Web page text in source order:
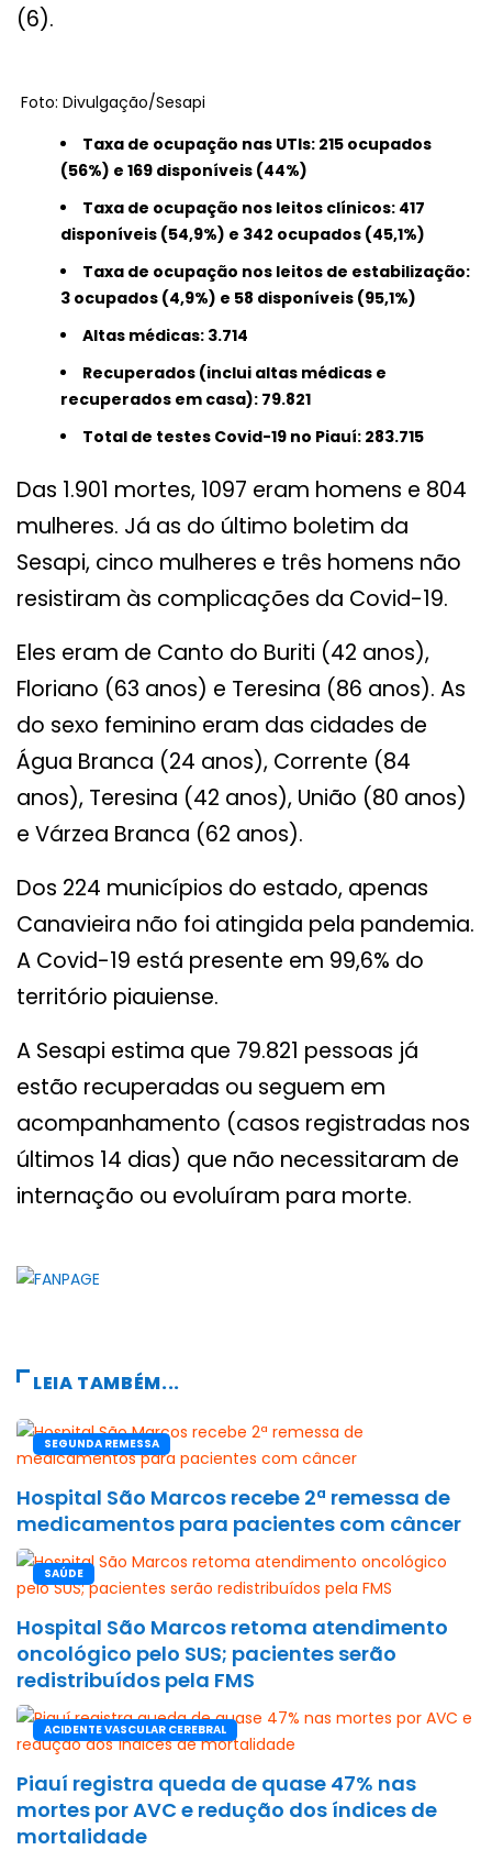
(6).
Foto: Divulgação/Sesapi
Taxa de ocupação nas UTIs: 215 ocupados
(56%) e 169 disponíveis (44%)
Taxa de ocupação nos leitos clínicos: 417
disponíveis (54,9%) e 342 ocupados (45,1%)
Taxa de ocupação nos leitos de estabilização:
3 ocupados (4,9%) e 58 disponíveis (95,1%)
Altas médicas: 3.714
Recuperados (inclui altas médicas e
recuperados em casa): 79.821
Total de testes Covid-19 no Piauí: 283.715
Das 1.901 mortes, 1097 eram homens e 804
mulheres. Já as do último boletim da
Sesapi, cinco mulheres e três homens não
resistiram às complicações da Covid-19.
Eles eram de Canto do Buriti (42 anos),
Floriano (63 anos) e Teresina (86 anos). As
do sexo feminino eram das cidades de
Água Branca (24 anos), Corrente (84
anos), Teresina (42 anos), União (80 anos)
e Várzea Branca (62 anos).
Dos 224 municípios do estado, apenas
Canavieira não foi atingida pela pandemia.
A Covid-19 está presente em 99,6% do
território piauiense.
A Sesapi estima que 79.821 pessoas já
estão recuperadas ou seguem em
acompanhamento (casos registradas nos
últimos 14 dias) que não necessitaram de
internação ou evoluíram para morte.
LEIA TAMBÉM...
SEGUNDA REMESSA
Hospital São Marcos recebe 2ª remessa de
medicamentos para pacientes com câncer
SAÚDE
Hospital São Marcos retoma atendimento
oncológico pelo SUS; pacientes serão
redistribuídos pela FMS
ACIDENTE VASCULAR CEREBRAL
Piauí registra queda de quase 47% nas
mortes por AVC e redução dos índices de
mortalidade